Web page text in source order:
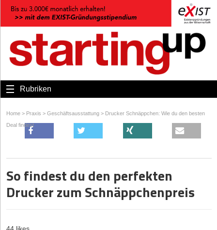
Rubriken
Home > Praxis > Geschäftsausstattung > Drucker Schnäppchen: Wie du den besten
Deal findest
So findest du den perfekten
Drucker zum Schnäppchenpreis